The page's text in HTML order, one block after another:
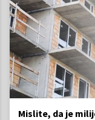
Mislite, da je